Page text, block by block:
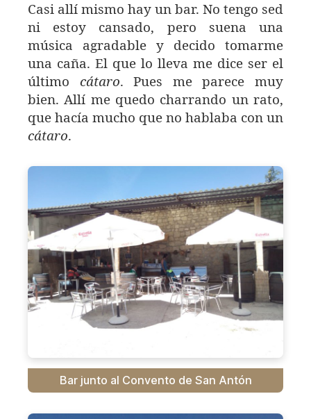
Casi allí mismo hay un bar. No tengo sed
ni estoy cansado, pero suena una
música agradable y decido tomarme
una caña. El que lo lleva me dice ser el
último cátaro. Pues me parece muy
bien. Allí me quedo charrando un rato,
que hacía mucho que no hablaba con un
cátaro.
Bar junto al Convento de San Antón